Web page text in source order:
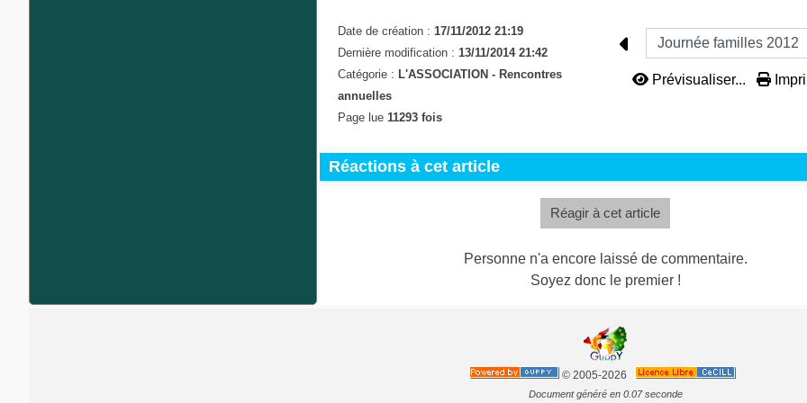
Date de création : 17/11/2012 21:19
Dernière modification : 13/11/2014 21:42
Catégorie : L'ASSOCIATION - Rencontres
annuelles
Page lue 11293 fois
Prévisualiser...
Réactions à cet article
Réagir à cet article
Personne n'a encore laissé de commentaire.
Soyez donc le premier !
© 2005-2026
Document généré en 0.07 seconde